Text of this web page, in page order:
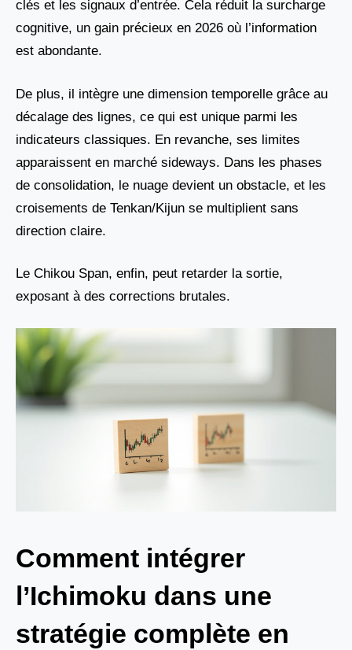
clés et les signaux d’entrée. Cela réduit la surcharge
cognitive, un gain précieux en 2026 où l’information
est abondante.
De plus, il intègre une dimension temporelle grâce au
décalage des lignes, ce qui est unique parmi les
indicateurs classiques. En revanche, ses limites
apparaissent en marché sideways. Dans les phases
de consolidation, le nuage devient un obstacle, et les
croisements de Tenkan/Kijun se multiplient sans
direction claire.
Le Chikou Span, enfin, peut retarder la sortie,
exposant à des corrections brutales.
Comment intégrer
l’Ichimoku dans une
stratégie complète en